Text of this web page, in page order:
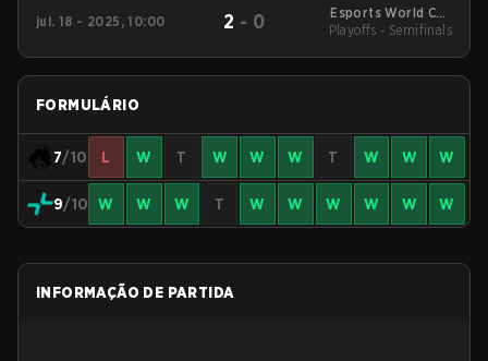
jul. 18 - 2025, 10:00 2 - 0
Esports World Cup
2025 Dota2
Playoffs - Semifinals
FORMULÁRIO
7/10 L W T W W W T W W W
9/10 W W W T W W W W W W
INFORMAÇÃO DE PARTIDA